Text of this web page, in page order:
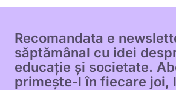
Recomandata e
săptămânal cu idei
educație și societate.
primește-l în fiecare joi,